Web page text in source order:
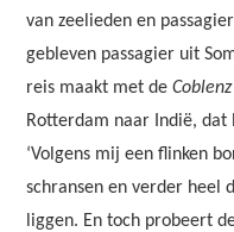
van zeelieden en
gebleven passagier uit
reis maakt met deCoblenz
Rotterdam naar Indië,
‘Volgens mij een flinken
schransen en verder heel
liggen. En toch probeert